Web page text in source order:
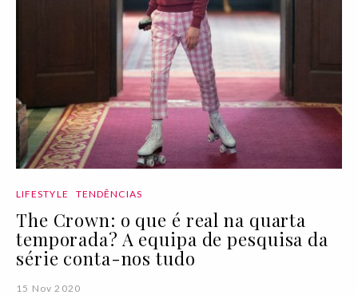
LIFESTYLE TENDÊNCIAS
The Crown: o que é real na quarta
temporada? A equipa de pesquisa da
série conta-nos tudo
15 Nov 2020